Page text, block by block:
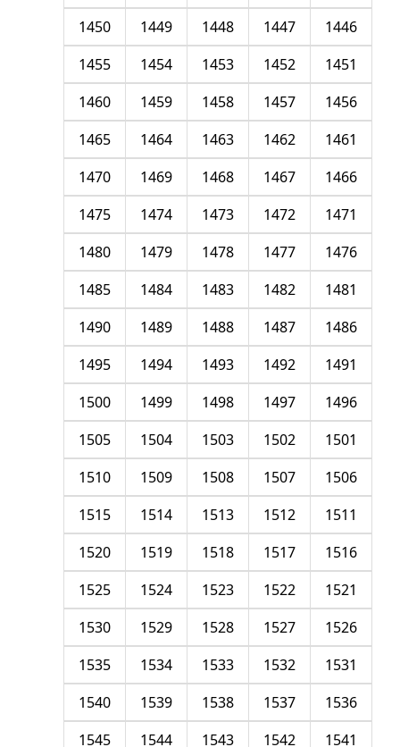
1446
1447
1448
1449
1450
1451
1452
1453
1454
1455
1456
1457
1458
1459
1460
1461
1462
1463
1464
1465
1466
1467
1468
1469
1470
1471
1472
1473
1474
1475
1476
1477
1478
1479
1480
1481
1482
1483
1484
1485
1486
1487
1488
1489
1490
1491
1492
1493
1494
1495
1496
1497
1498
1499
1500
1501
1502
1503
1504
1505
1506
1507
1508
1509
1510
1511
1512
1513
1514
1515
1516
1517
1518
1519
1520
1521
1522
1523
1524
1525
1526
1527
1528
1529
1530
1531
1532
1533
1534
1535
1536
1537
1538
1539
1540
1541
1542
1543
1544
1545